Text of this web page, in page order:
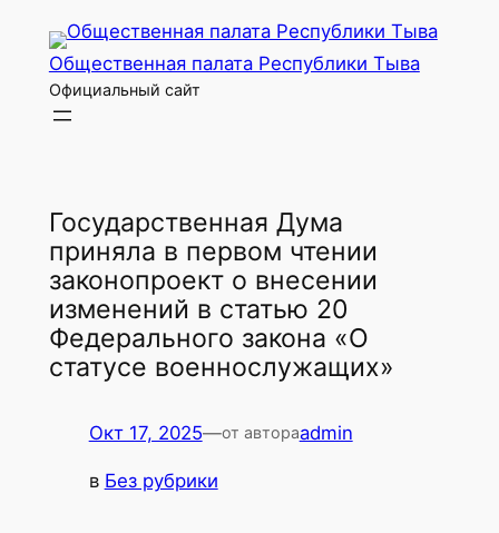
Перейти
содержимому
Общественная палата Республики Тыва
Официальный сайт
Государственная Дума
приняла в первом чтении
законопроект о внесении
изменений в статью 20
Федерального закона «О
статусе военнослужащих»
Окт 17, 2025—от автораadmin
в Без рубрики